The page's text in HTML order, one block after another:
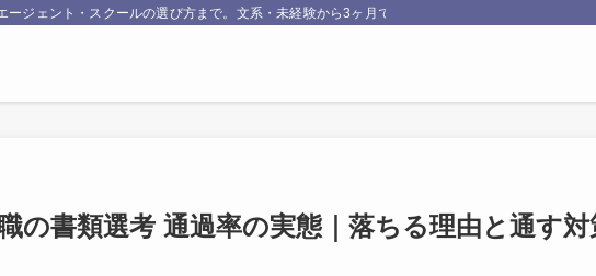
ージェント・スクールの選び方まで。文系・未経験から3ヶ月でエンジニア転職したNakataが、
の書類選考 通過率の実態｜落ちる理由と通す対